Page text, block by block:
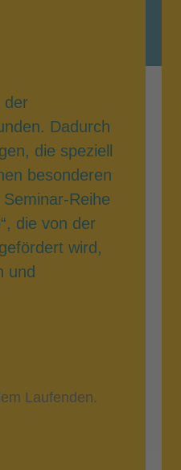
der
Dadurch
die speziell
besonderen
Reihe
die von der
wird,
und
Laufenden.